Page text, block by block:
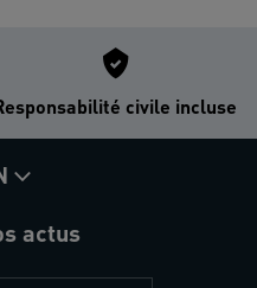
civile incluse
actus